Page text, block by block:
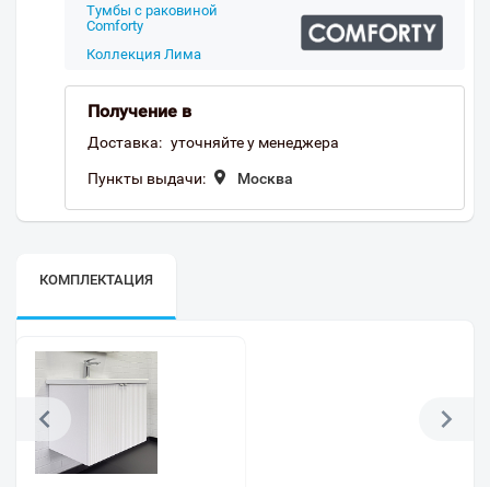
Тумбы с раковиной
Comforty
Коллекция Лима
Получение в
Доставка: уточняйте у менеджера
Пункты выдачи: Москва
КОМПЛЕКТАЦИЯ